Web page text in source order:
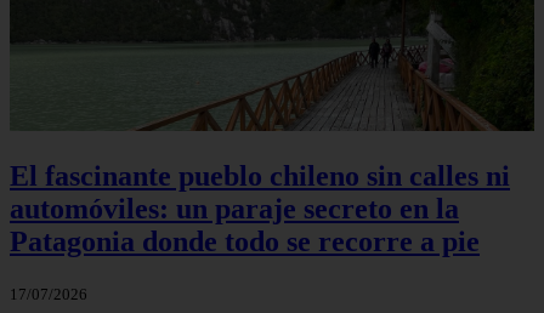
El fascinante pueblo chileno sin calles ni
automóviles: un paraje secreto en la
Patagonia donde todo se recorre a pie
17/07/2026